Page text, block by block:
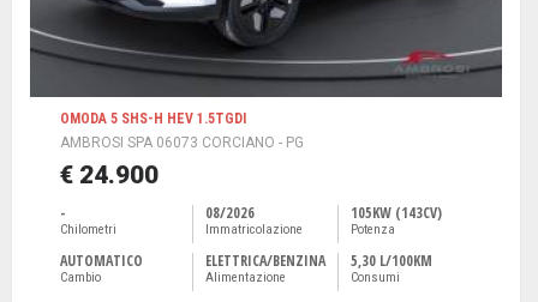
OMODA 5 SHS-H HEV 1.5TGDI
AMBROSI SPA 06073 CORCIANO - PG
€ 24.900
-
Chilometri
08/2026
Immatricolazione
105KW (143CV)
Potenza
AUTOMATICO
Cambio
ELETTRICA/BENZINA
Alimentazione
5,30 L/100KM
Consumi